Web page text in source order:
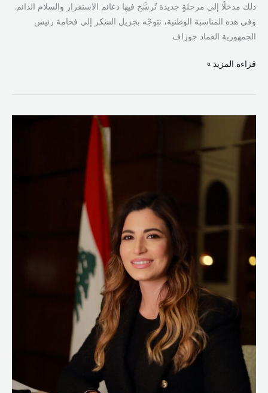
ذلك مدخلًا إلى مرحلةٍ جديدة تُرسَّخ فيها دعائم الاستقرار والسلام الدائم.
وفي هذه المناسبة الوطنية، نتوجّه بجزيل الشكر إلى فخامة رئيس
الجمهورية العماد جوزاف
قراءة المزيد »
عيتاني
مقترحها
بخلو
السلاح